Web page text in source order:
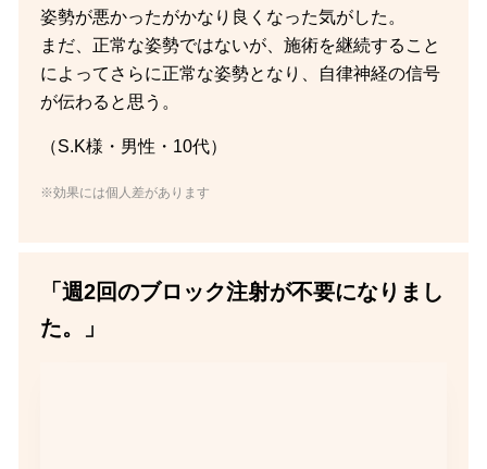
姿勢が悪かったがかなり良くなった気がした。
まだ、正常な姿勢ではないが、施術を継続すること
によってさらに正常な姿勢となり、自律神経の信号
が伝わると思う。
（S.K様・男性・10代）
※効果には個人差があります
「週2回のブロック注射が不要になりまし
た。」